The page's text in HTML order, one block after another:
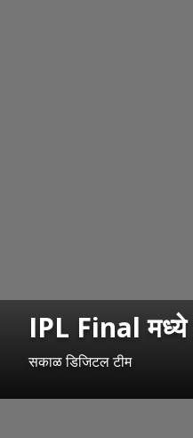
IPL Final मध्ये
सकाळ डिजिटल टीम